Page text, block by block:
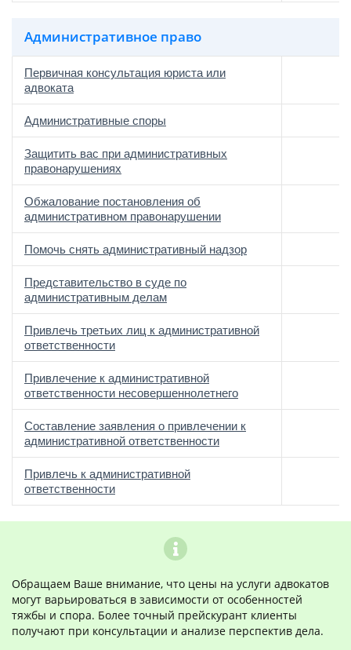
Административное право
Первичная консультация юриста или
адвоката
Административные споры
Защитить вас при административных
правонарушениях
Обжалование постановления об
административном правонарушении
Помочь снять административный надзор
Представительство в суде по
административным делам
Привлечь третьих лиц к административной
ответственности
Привлечение к административной
ответственности несовершеннолетнего
Составление заявления о привлечении к
административной ответственности
Привлечь к административной
ответственности
Обращаем Ваше внимание, что цены на услуги адвокатов
могут варьироваться в зависимости от особенностей
тяжбы и спора. Более точный прейскурант клиенты
получают при консультации и анализе перспектив дела.